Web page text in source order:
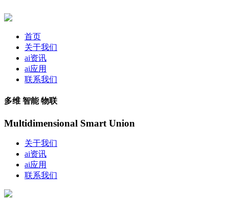
首页
关于我们
ai资讯
ai应用
联系我们
多维 智能 物联
Multidimensional Smart Union
关于我们
ai资讯
ai应用
联系我们